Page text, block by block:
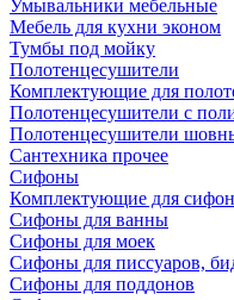
Умывальники мебельные
Мебель для кухни эконом
Тумбы под мойку
Полотенцесушители
Комплектующие для
Полотенцесушители с
Полотенцесушители
Сантехника прочее
Сифоны
Комплектующие для
Сифоны для ванны
Сифоны для моек
Сифоны для писсуаров,
Сифоны для поддонов